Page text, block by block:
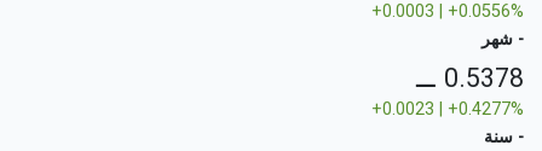
+0.0003 | +0.0556%
- شهر
0.5378
⚊
+0.0023 | +0.4277%
- سنة